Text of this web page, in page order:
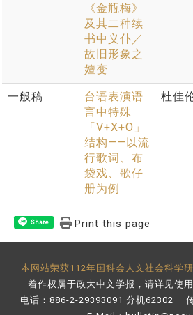
《金瓶梅》
及其二种续
书中义仆／
故旧形象之
嬗变
一般稿
台语表演语
言中特殊
「V+X+O」
结构——以流
行歌词、布
袋戏、歌仔
册为例
杜佳
Share Print this page
本网站荣获112年国科会人文社会科学
着作权属于政大中文学报，请详见使
电话：886-2-29393091 分机62302